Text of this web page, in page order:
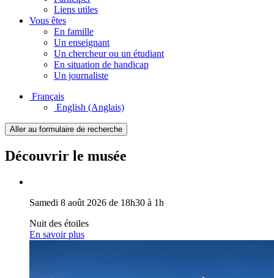
Liens utiles
Vous êtes
En famille
Un enseignant
Un chercheur ou un étudiant
En situation de handicap
Un journaliste
Français
English (Anglais)
Aller au formulaire de recherche
Découvrir le musée
Samedi 8 août 2026 de 18h30 à 1h
Nuit des étoiles
En savoir plus